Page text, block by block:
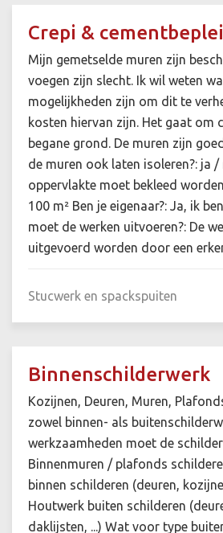
Crepi &
Mijn gemetselde muren zijn
voegen zijn slecht. Ik wil weten
mogelijkheden zijn om dit te
kosten hiervan zijn. Het gaat om
begane grond. De muren zijn
de muren ook laten isoleren?: ja /
oppervlakte moet bekleed
100 m² Ben je eigenaar?: Ja, ik
moet de werken uitvoeren?: De
uitgevoerd worden door een
Stucwerk en spackspuiten
Binnenschilderwerk
Kozijnen, Deuren, Muren,
zowel binnen- als
werkzaamheden moet de
Binnenmuren / plafonds
binnen schilderen (deuren,
Houtwerk buiten schilderen
daklijsten, ...) Wat voor type